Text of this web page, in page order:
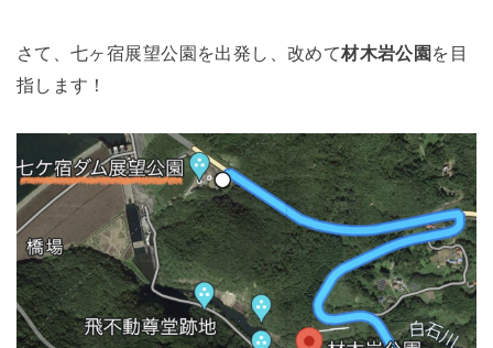
さて、七ヶ宿展望公園を出発し、改めて材木岩公園 を目
指します！